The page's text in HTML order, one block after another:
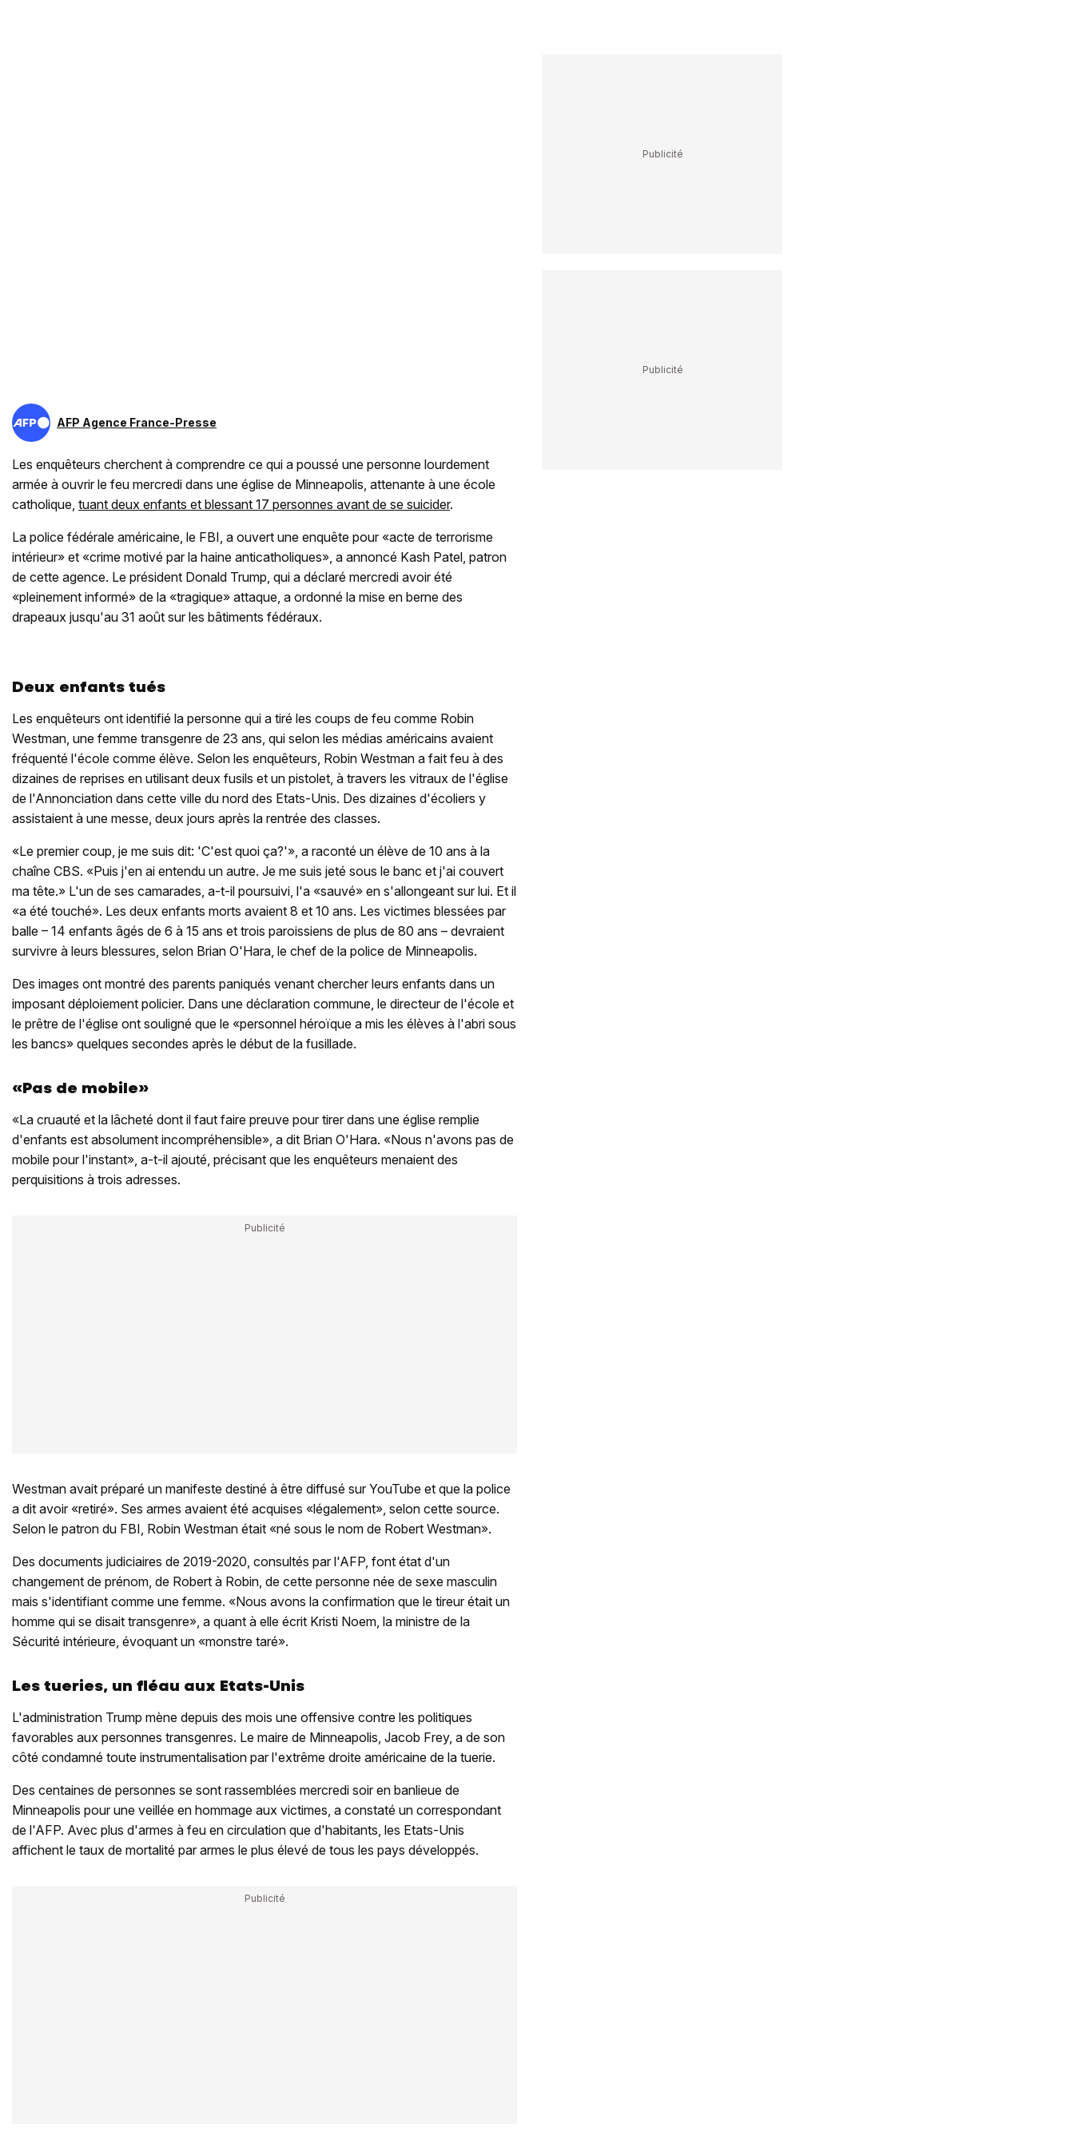
AFP Agence France-Presse
Les enquêteurs cherchent à comprendre ce qui a poussé une personne lourdement
armée à ouvrir le feu mercredi dans une église de Minneapolis, attenante à une école
catholique, tuant deux enfants et blessant 17 personnes avant de se suicider.
La police fédérale américaine, le FBI, a ouvert une enquête pour «acte de terrorisme
intérieur» et «crime motivé par la haine anticatholiques», a annoncé Kash Patel, patron
de cette agence. Le président Donald Trump, qui a déclaré mercredi avoir été
«pleinement informé» de la «tragique» attaque, a ordonné la mise en berne des
drapeaux jusqu'au 31 août sur les bâtiments fédéraux.
Deux enfants tués
Les enquêteurs ont identifié la personne qui a tiré les coups de feu comme Robin
Westman, une femme transgenre de 23 ans, qui selon les médias américains avaient
fréquenté l'école comme élève. Selon les enquêteurs, Robin Westman a fait feu à des
dizaines de reprises en utilisant deux fusils et un pistolet, à travers les vitraux de l'église
de l'Annonciation dans cette ville du nord des Etats-Unis. Des dizaines d'écoliers y
assistaient à une messe, deux jours après la rentrée des classes.
«Le premier coup, je me suis dit: 'C'est quoi ça?'», a raconté un élève de 10 ans à la
chaîne CBS. «Puis j'en ai entendu un autre. Je me suis jeté sous le banc et j'ai couvert
ma tête.» L'un de ses camarades, a-t-il poursuivi, l'a «sauvé» en s'allongeant sur lui. Et il
«a été touché». Les deux enfants morts avaient 8 et 10 ans. Les victimes blessées par
balle – 14 enfants âgés de 6 à 15 ans et trois paroissiens de plus de 80 ans – devraient
survivre à leurs blessures, selon Brian O'Hara, le chef de la police de Minneapolis.
Des images ont montré des parents paniqués venant chercher leurs enfants dans un
imposant déploiement policier. Dans une déclaration commune, le directeur de l'école et
le prêtre de l'église ont souligné que le «personnel héroïque a mis les élèves à l'abri sous
les bancs» quelques secondes après le début de la fusillade.
«Pas de mobile»
«La cruauté et la lâcheté dont il faut faire preuve pour tirer dans une église remplie
d'enfants est absolument incompréhensible», a dit Brian O'Hara. «Nous n'avons pas de
mobile pour l'instant», a-t-il ajouté, précisant que les enquêteurs menaient des
perquisitions à trois adresses.
Westman avait préparé un manifeste destiné à être diffusé sur YouTube et que la police
a dit avoir «retiré». Ses armes avaient été acquises «légalement», selon cette source.
Selon le patron du FBI, Robin Westman était «né sous le nom de Robert Westman».
Des documents judiciaires de 2019-2020, consultés par l'AFP, font état d'un
changement de prénom, de Robert à Robin, de cette personne née de sexe masculin
mais s'identifiant comme une femme. «Nous avons la confirmation que le tireur était un
homme qui se disait transgenre», a quant à elle écrit Kristi Noem, la ministre de la
Sécurité intérieure, évoquant un «monstre taré».
Les tueries, un fléau aux Etats-Unis
L'administration Trump mène depuis des mois une offensive contre les politiques
favorables aux personnes transgenres. Le maire de Minneapolis, Jacob Frey, a de son
côté condamné toute instrumentalisation par l'extrême droite américaine de la tuerie.
Des centaines de personnes se sont rassemblées mercredi soir en banlieue de
Minneapolis pour une veillée en hommage aux victimes, a constaté un correspondant
de l'AFP. Avec plus d'armes à feu en circulation que d'habitants, les Etats-Unis
affichent le taux de mortalité par armes le plus élevé de tous les pays développés.